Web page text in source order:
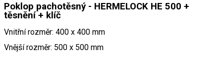
Poklop pachotěsný - HERMELOCK HE 500 +
těsnění + klíč
Vnitřní rozměr: 400 x 400 mm
Vnější rozměr: 500 x 500 mm